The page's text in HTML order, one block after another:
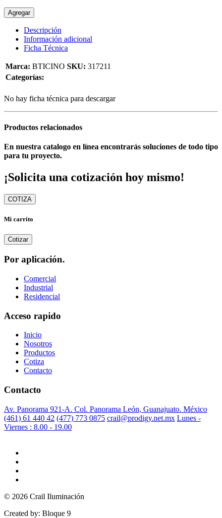
Agregar
Descripción
Información adicional
Ficha Técnica
Marca: BTICINO SKU: 317211
Categorías:
No hay ficha técnica para descargar
Productos relacionados
En nuestra catalogo en línea encontrarás soluciones de todo tipo
para tu proyecto.
¡Solicita una cotización hoy mismo!
COTIZA
Mi carrito
Cotizar
Por aplicación.
Comercial
Industrial
Residencial
Acceso rapido
Inicio
Nosotros
Productos
Cotiza
Contacto
Contacto
Av. Panorama 921-A. Col. Panorama León, Guanajuato. México
(461) 61 440 42 (477) 773 0875 crail@prodigy.net.mx Lunes -
Viernes : 8.00 - 19.00
© 2026 Crail Iluminación
Created by: Bloque 9